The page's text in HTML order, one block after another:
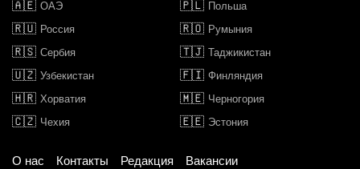
🇦🇪 ОАЭ 🇵🇱 Польша
🇷🇺 Россия 🇷🇴 Румыния
🇷🇸 Сербия 🇹🇯 Таджикистан
🇺🇿 Узбекистан 🇫🇮 Финляндия
🇭🇷 Хорватия 🇲🇪 Черногория
🇨🇿 Чехия 🇪🇪 Эстония
О нас Контакты Редакция Вакансии